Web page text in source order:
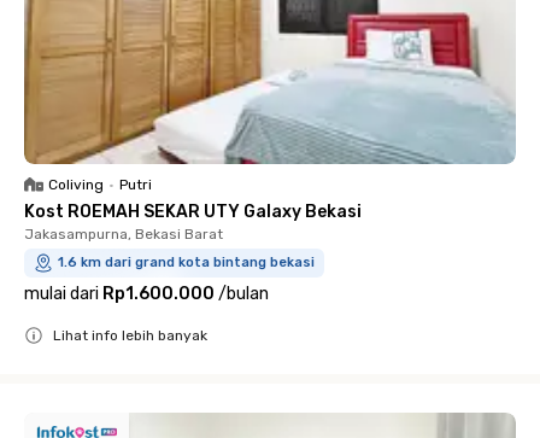
Coliving • Putri
Kost ROEMAH SEKAR UTY Galaxy Bekasi
Jakasampurna, Bekasi Barat
1.6 km dari grand kota bintang bekasi
mulai dari Rp1.600.000 /bulan
Lihat info lebih banyak